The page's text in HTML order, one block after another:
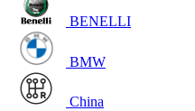
BENELLI
BMW
China